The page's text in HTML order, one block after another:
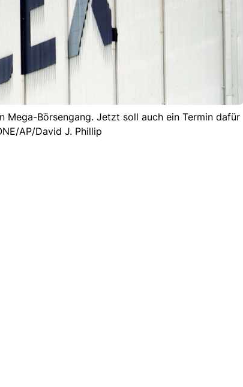
Mega-Börsengang. Jetzt soll auch ein Termin dafür
AP/David J. Phillip